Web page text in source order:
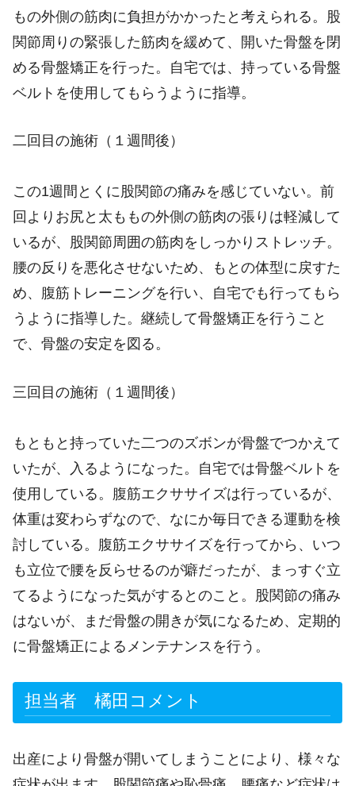
もの外側の筋肉に負担がかかったと考えられる。股
関節周りの緊張した筋肉を緩めて、開いた骨盤を閉
める骨盤矯正を行った。自宅では、持っている骨盤
ベルトを使用してもらうように指導。
二回目の施術（１週間後）
この1週間とくに股関節の痛みを感じていない。前
回よりお尻と太ももの外側の筋肉の張りは軽減して
いるが、股関節周囲の筋肉をしっかりストレッチ。
腰の反りを悪化させないため、もとの体型に戻すた
め、腹筋トレーニングを行い、自宅でも行ってもら
うように指導した。継続して骨盤矯正を行うこと
で、骨盤の安定を図る。
三回目の施術（１週間後）
もともと持っていた二つのズボンが骨盤でつかえて
いたが、入るようになった。自宅では骨盤ベルトを
使用している。腹筋エクササイズは行っているが、
体重は変わらずなので、なにか毎日できる運動を検
討している。腹筋エクササイズを行ってから、いつ
も立位で腰を反らせるのが癖だったが、まっすぐ立
てるようになった気がするとのこと。股関節の痛み
はないが、まだ骨盤の開きが気になるため、定期的
に骨盤矯正によるメンテナンスを行う。
担当者 橘田コメント
出産により骨盤が開いてしまうことにより、様々な